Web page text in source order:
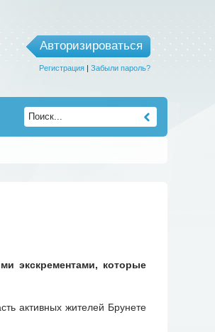
Авторизироваться
Регистрация| Забыли пароль?
экскрементами, которые
активных жителей Брунете